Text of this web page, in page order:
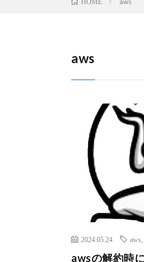
aws
2024.05.24 aws
awsの解約時